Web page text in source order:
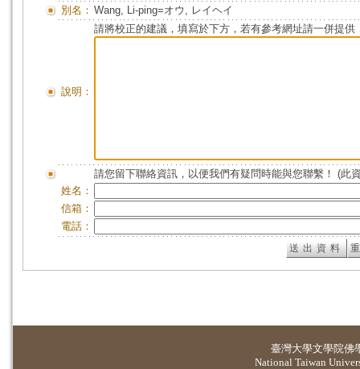
別名： Wang, Li-ping=オウ, レイヘイ
說明：
請將校正的建議，填寫於下方，若有參考網址請一併提供
請您留下聯絡資訊，以便我們有疑問時能與您聯繫！ (此
姓名：
信箱：
電話：
臺灣大學文學院佛
National Taiwan